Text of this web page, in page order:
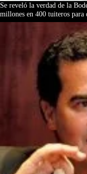
Se reveló la verdad de la
millones en 400 tuiteros para